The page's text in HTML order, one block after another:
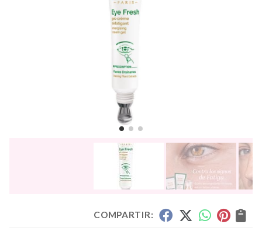
COMPARTIR: